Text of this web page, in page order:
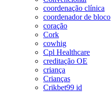
coordenação clínica
coordenador de bloco
coração
Cork
cowhig
Cpl Healthcare
creditação OE
criança
Crianças
Crikbet99 id